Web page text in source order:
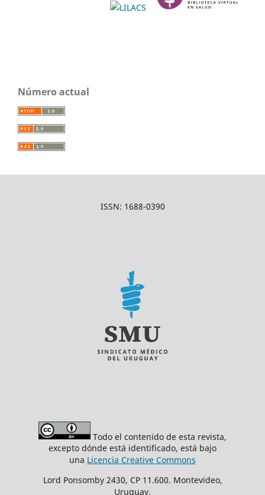
Número actual
ISSN: 1688-0390
Todo el contenido de esta revista,
excepto dónde está identificado, está bajo
una Licencia Creative Commons
Lord Ponsomby 2430, CP 11.600. Montevideo,
Uruguay.